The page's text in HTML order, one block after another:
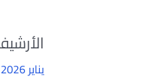
يناير 2026